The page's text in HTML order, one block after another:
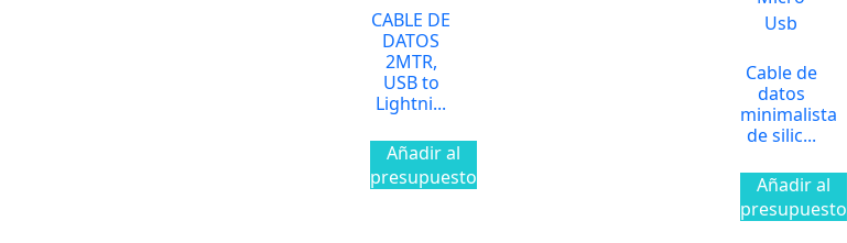
CABLE DE
DATOS
2MTR,
USB to
Lightni...
Añadir al
presupuesto
Cable de
datos
minimalista
de silic...
Añadir al
presupuesto